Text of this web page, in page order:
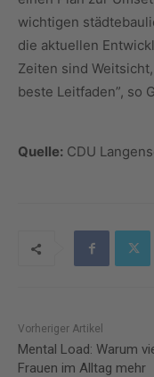
wichtigen
die aktuellen
Zeiten sind
beste Leitfaden”, so
Quelle: CDU
Vorheriger Artikel
Mental Load: Warum
Frauen im Alltag mehr